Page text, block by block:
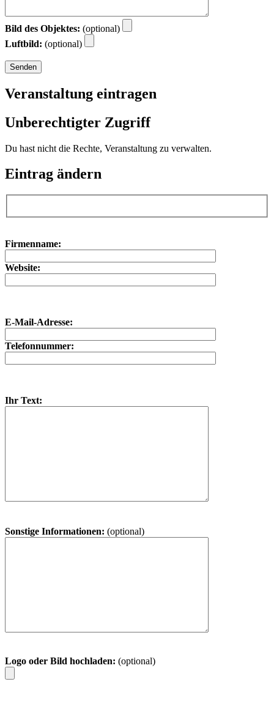
Bild des Objektes: (optional)
Luftbild: (optional)
Veranstaltung eintragen
Unberechtigter Zugriff
Du hast nicht die Rechte, Veranstaltung zu verwalten.
Eintrag ändern
Firmenname:
Website:
E-Mail-Adresse:
Telefonnummer:
Ihr Text:
Sonstige Informationen: (optional)
Logo oder Bild hochladen: (optional)